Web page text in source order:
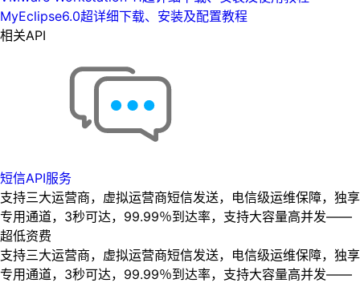
MyEclipse6.0超详细下载、安装及配置教程
相关API
短信API服务
支持三大运营商，虚拟运营商短信发送，电信级运维保障，独享
专用通道，3秒可达，99.99％到达率，支持大容量高并发——
超低资费
支持三大运营商，虚拟运营商短信发送，电信级运维保障，独享
专用通道，3秒可达，99.99％到达率，支持大容量高并发——